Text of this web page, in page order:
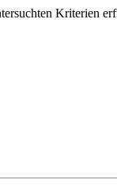
Kriterien